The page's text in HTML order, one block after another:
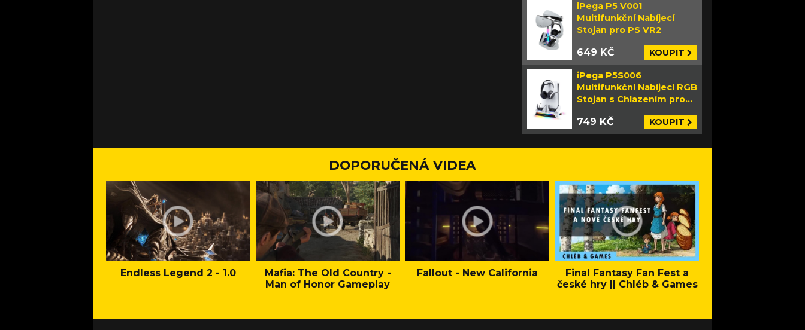
iPega P5 V001
Multifunkční Nabíjecí
Stojan pro PS VR2
649 KČ KOUPIT
iPega P5S006
Multifunkční Nabíjecí RGB
Stojan s Chlazením pro
749 KČ KOUPIT
DOPORUČENÁ VIDEA
Endless Legend 2 - 1.0
Mafia: The Old Country -
Man of Honor Gameplay
Fallout - New California
Final Fantasy Fan Fest a
české hry || Chléb & Games